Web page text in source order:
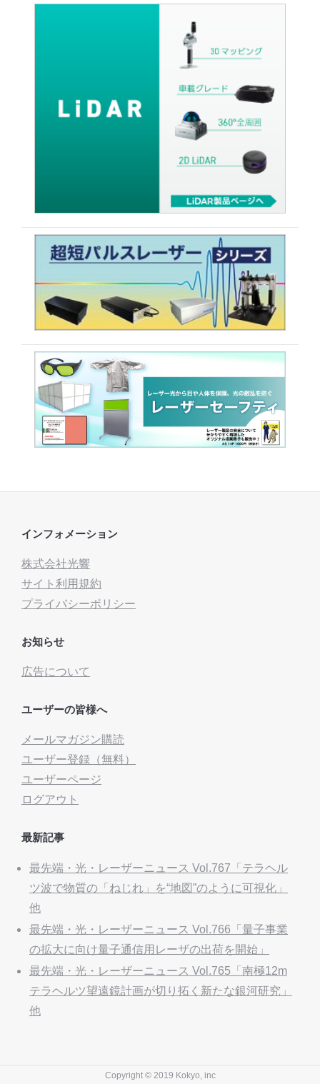
インフォメーション
株式会社光響
サイト利用規約
プライバシーポリシー
お知らせ
広告について
ユーザーの皆様へ
メールマガジン購読
ユーザー登録（無料）
ユーザーページ
ログアウト
最新記事
最先端・光・レーザーニュース Vol.767「テラヘル
ツ波で物質の「ねじれ」を“地図”のように可視化」
他
最先端・光・レーザーニュース Vol.766「量子事業
の拡大に向け量子通信用レーザの出荷を開始」
最先端・光・レーザーニュース Vol.765「南極12m
テラヘルツ望遠鏡計画が切り拓く新たな銀河研究」
他
Copyright © 2019 Kokyo, inc